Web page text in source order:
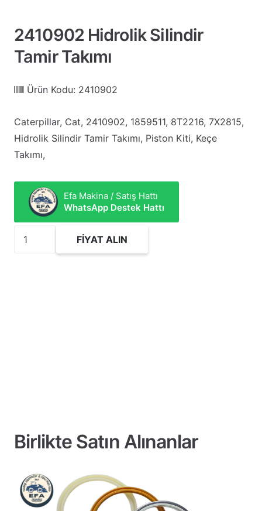
2410902 Hidrolik Silindir
Tamir Takımı
Ürün Kodu: 2410902
Caterpillar, Cat, 2410902, 1859511, 8T2216, 7X2815,
Hidrolik Silindir Tamir Takımı, Piston Kiti, Keçe
Takımı,
Efa Makina / Satış Hattı
WhatsApp Destek Hattı
2410902
FIYAT ALIN
Birlikte Satın Alınanlar